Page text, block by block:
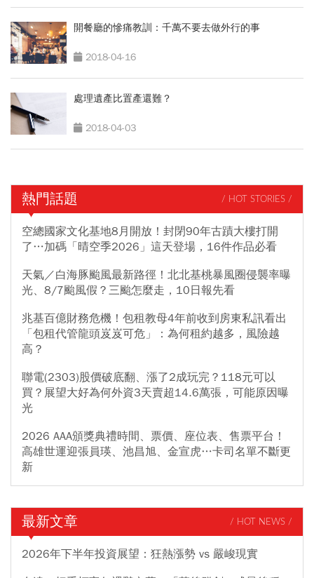
開餐廳的慘痛教訓：千萬不要去做外行的事
2018-04-16
處理遺產比置產還難？
2018-04-03
熱門話題 / HOT STORIES /
空總國家文化基地8月開放！封閉90年古蹟大樓打開
了…加碼「晴空季2026」這天登場，16件作品必看
天氣／白海豚颱風最新路徑！北北基桃暴風圈侵襲率曝
光、8/7颱風假？三颱怎麼走，10日報先看
兆基百億財務危機！包租教母4年前收到房東私訊看出
「包租代管龍頭岌岌可危」：為何租約越多，風險越
高？
聯電(2303)股價破底翻、漲了2成玩完？118元可以
買？展望大好為何外資3天賣超14.6萬張，可能原因曝
光
2026 AAA頒獎典禮時間、票價、座位表、售票平台！
高雄世運迎張員瑛、池昌旭、金宣虎…卡司名單不斷更
新
最新文章 / HOT NEWS /
2026年下半年投資展望：狂熱漲勢 vs 嚴峻現實